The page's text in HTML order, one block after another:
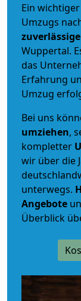
Ein
Umzugs
Wuppertal.
das
Erfahrung
Umzug
Bei uns
umziehen,
kompletter
wir über die
unterwegs.
Angebote
Überblick